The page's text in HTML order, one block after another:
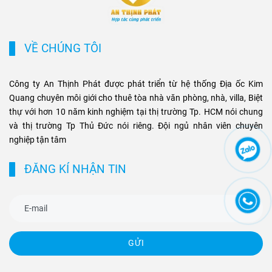
tăng giá và tiềm năng khai
các loại hình bất động sản
này.
phân khúc bất động sản
VỀ CHÚNG TÔI
Công ty An Thịnh Phát được phát triển từ hệ thống Địa ốc Kim
Quang chuyên môi giới cho thuê tòa nhà văn phòng, nhà, villa, Biệt
thự với hơn 10 năm kinh nghiệm tại thị trường Tp. HCM nói chung
và thị trường Tp Thủ Đức nói riêng. Đội ngủ nhân viên chuyên
nghiệp tận tâm
ĐĂNG KÍ NHẬN TIN
GỬI